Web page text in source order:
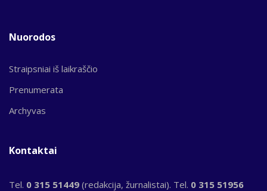
Nuorodos
Straipsniai iš laikraščio
Prenumerata
Archyvas
Kontaktai
Tel. 0 315 51449 (redakcija, žurnalistai). Tel. 0 315 51956